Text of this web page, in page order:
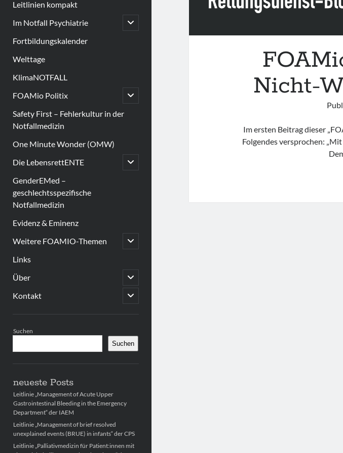
Leitlinien kompakt
Im Notfall Psychiatrie
open
child
Fortbildungskalender
Welttage
KlimaNOTFALL
FOAMio Politix
open
child
Safety First – Fehlerkultur in der
Notfallmedizin
One Minute Wonder (OMW)
Die LebensrettENTE
open
child
GenderEMed –
geschlechtsspezifische
Notfallmedizin
Evidenz & Eminenz
Weitere FOAMIO-Themen
open
child
Links
Über
open
child
menu
Kontakt
open
child
Suchen
Suchen
neueste Posts
Leitlinie „Management of Acute Upper
Gastrointestinal Bleeding in the Emergency
Department“ der IAEM
Leitlinie „Management of brief resolved
unexplained events (BRUE) in infants“ der CPS
Leitlinie „Palliativmedizin für Patient:innen mit
Nicht-
Im ersten Beitrag dieser
Folgendes versprochen: